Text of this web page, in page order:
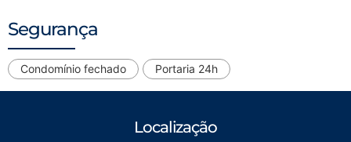
Segurança
Condomínio fechado Portaria 24h
Localização